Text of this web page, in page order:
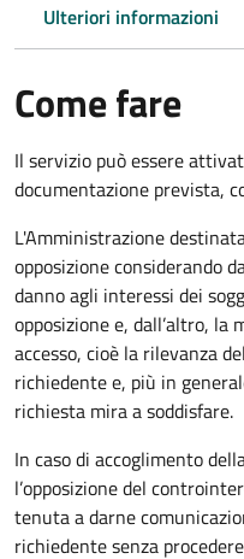
Ulteriori informazioni
Come fare
Il servizio può essere
documentazione prevista,
L'Amministrazione
opposizione considerando
danno agli interessi dei
opposizione e, dall’altro, la
accesso, cioè la rilevanza
richiedente e, più in
richiesta mira a soddisfare.
In caso di accoglimento
l’opposizione del
tenuta a darne
richiedente senza